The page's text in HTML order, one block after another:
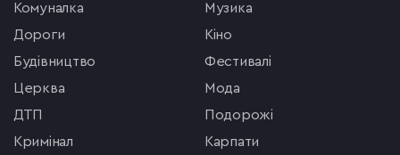
комуналка
Дороги
будівництво
церква
ДТП
кримінал
музика
кіно
фестивалі
мода
подорожі
Карпати